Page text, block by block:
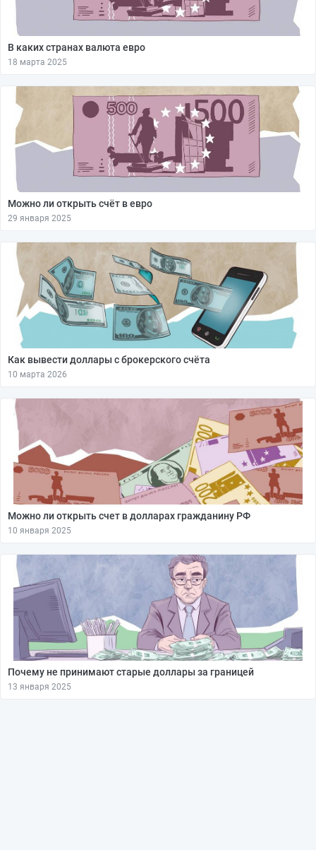
В каких странах валюта евро
18 марта 2025
Можно ли открыть счёт в евро
29 января 2025
Как вывести доллары с брокерского счёта
10 марта 2026
Можно ли открыть счет в долларах гражданину РФ
10 января 2025
Почему не принимают старые доллары за границей
13 января 2025